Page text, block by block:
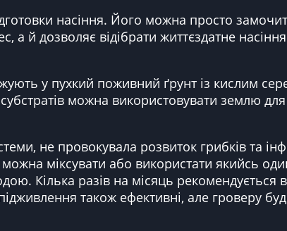
насіння. Його можна просто
а й дозволяє відібрати життєздатне
у пухкий поживний ґрунт із кислим
можна використовувати землю
не провокувала розвиток грибків та
міксувати або використати якийсь
Кілька разів на місяць рекомендується
також ефективні, але гроверу